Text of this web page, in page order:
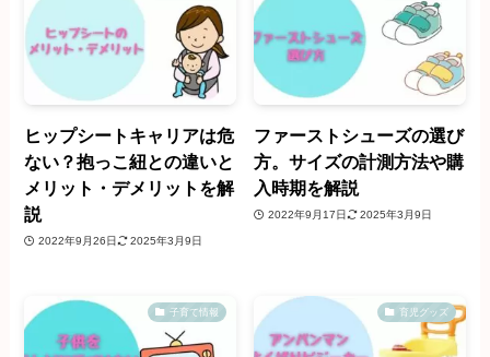
ヒップシートキャリアは危
ない？抱っこ紐との違いと
メリット・デメリットを解
説
2022年9月26日 2025年3月9日
ファーストシューズの選び
方。サイズの計測方法や購
入時期を解説
2022年9月17日 2025年3月9日
子育て情報 育児グッズ